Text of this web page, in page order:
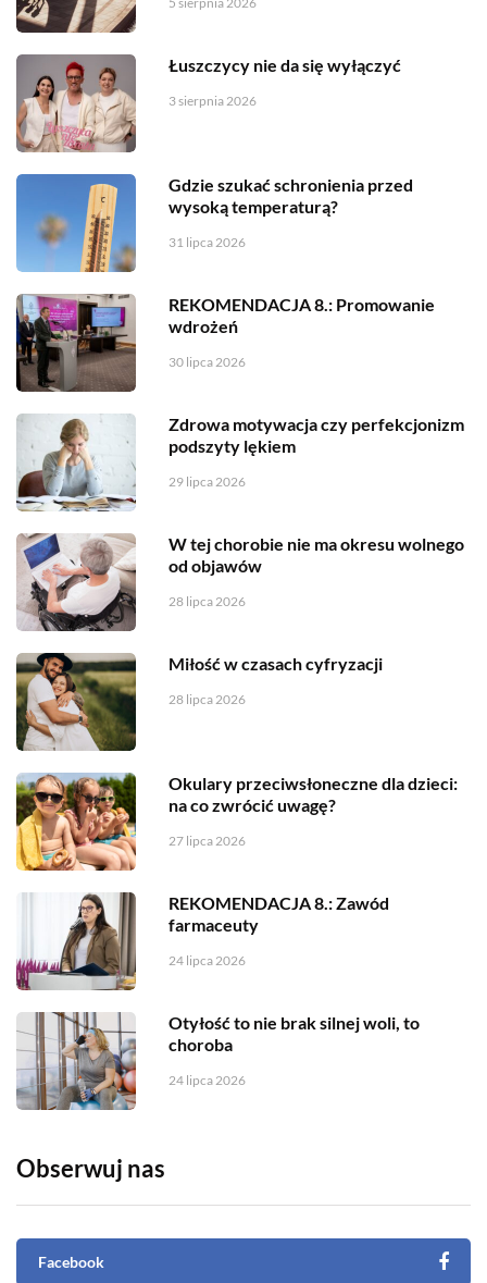
Łuszczycy nie da się wyłączyć
3 sierpnia 2026
Gdzie szukać schronienia przed
wysoką temperaturą?
31 lipca 2026
REKOMENDACJA 8.: Promowanie
wdrożeń
30 lipca 2026
Zdrowa motywacja czy perfekcjonizm
podszyty lękiem
29 lipca 2026
W tej chorobie nie ma okresu wolnego
od objawów
28 lipca 2026
Miłość w czasach cyfryzacji
28 lipca 2026
Okulary przeciwsłoneczne dla dzieci:
na co zwrócić uwagę?
27 lipca 2026
REKOMENDACJA 8.: Zawód
farmaceuty
24 lipca 2026
Otyłość to nie brak silnej woli, to
choroba
24 lipca 2026
Obserwuj nas
Facebook